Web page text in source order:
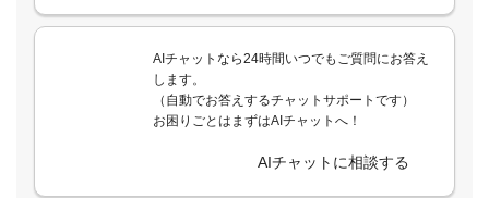
AIチャットなら24時間いつでもご質問にお答え
します。
（自動でお答えするチャットサポートです）
お困りごとはまずはAIチャットへ！
AIチャットに相談する